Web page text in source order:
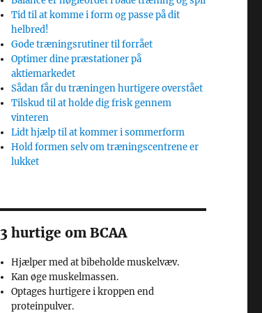
Tid til at komme i form og passe på dit
helbred!
Gode træningsrutiner til forrået
Optimer dine præstationer på
aktiemarkedet
Sådan får du træningen hurtigere overstået
Tilskud til at holde dig frisk gennem
vinteren
Lidt hjælp til at kommer i sommerform
Hold formen selv om træningscentrene er
lukket
3 hurtige om BCAA
Hjælper med at bibeholde muskelvæv.
Kan øge muskelmassen.
Optages hurtigere i kroppen end
proteinpulver.